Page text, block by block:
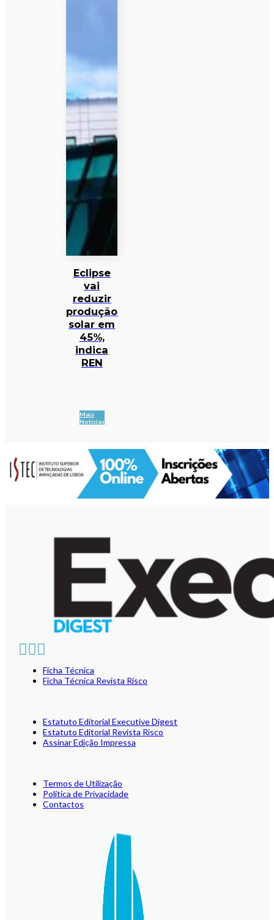
Eclipse
vai
reduzir
produção
solar em
45%,
indica
REN
Mais
Notícias
Ficha Técnica
Ficha Técnica Revista Risco
Estatuto Editorial Executive Digest
Estatuto Editorial Revista Risco
Assinar Edição Impressa
Termos de Utilização
Política de Privacidade
Contactos